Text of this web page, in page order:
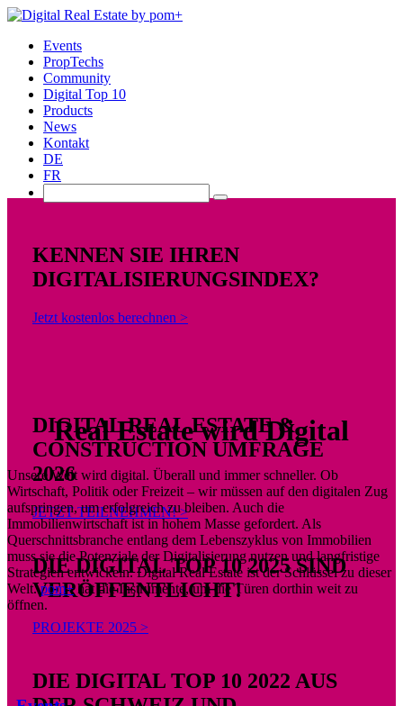
Events
PropTechs
Community
Digital Top 10
Products
News
Kontakt
DE
FR
KENNEN SIE IHREN
DIGITALISIERUNGSINDEX?
Jetzt kostenlos berechnen >
DIGITAL REAL ESTATE &
CONSTRUCTION UMFRAGE
2026
JETZT TEILNEHMEN! >
DIE DIGITAL TOP 10 2025 SIND
VERÖFFENTLICHT!
PROJEKTE 2025 >
DIE DIGITAL TOP 10 2022 AUS
Real Estate wird Digital
Unsere Welt wird digital. Überall und immer schneller. Ob
Wirtschaft, Politik oder Freizeit – wir müssen auf den digitalen Zug
aufspringen, um erfolgreich zu bleiben. Auch die
Immobilienwirtschaft ist in hohem Masse gefordert. Als
Querschnittsbranche entlang dem Lebenszyklus von Immobilien
muss sie die Potenziale der Digitalisierung nutzen und langfristige
Strategien entwickeln. Digital Real Estate ist der Schlüssel zu dieser
Welt.pom+hat die Instrumente, um die Türen dorthin weit zu
öffnen.